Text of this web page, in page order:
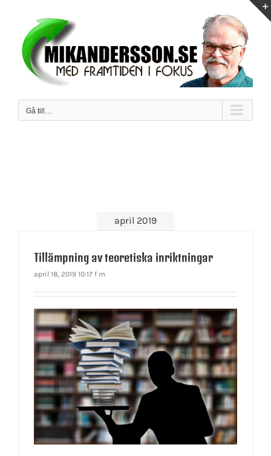
innehållet
Gå till…
april 2019
Tillämpning av teoretiska inriktningar
april 18, 2019 10:17 f m